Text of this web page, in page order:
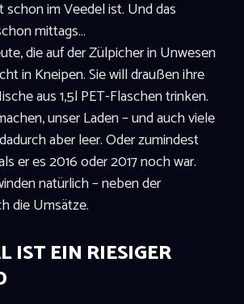
schon im Veedel ist. Und das
mittags…
die auf der Zülpicher in Unwesen
in Kneipen. Sie will draußen ihre
aus 1,5l PET-Flaschen trinken.
unser Laden – und auch viele
aber leer. Oder zumindest
er es 2016 oder 2017 noch war.
natürlich – neben der
die Umsätze.
IST EIN RIESIGER